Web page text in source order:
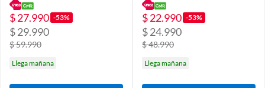
$ 27.990 -53%
$ 29.990
$ 59.990
Llega mañana
$ 22.990 -53%
$ 24.990
$ 48.990
Llega mañana